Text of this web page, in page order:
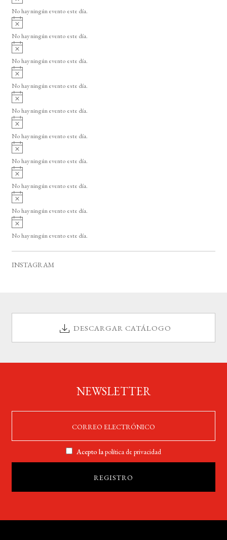
o
v
i
o
No hay ningún evento este día.
A
v
i
o
No hay ningún evento este día.
A
v
i
o
No hay ningún evento este día.
A
v
i
o
No hay ningún evento este día.
A
v
i
o
No hay ningún evento este día.
A
v
i
o
No hay ningún evento este día.
A
v
i
o
No hay ningún evento este día.
A
v
i
o
No hay ningún evento este día.
A
v
i
o
No hay ningún evento este día.
A
v
i
No hay ningún evento este día.
INSTAGRAM
DESCARGAR CATÁLOGO
NEWSLETTER
Acepto lapolítica de privacidad